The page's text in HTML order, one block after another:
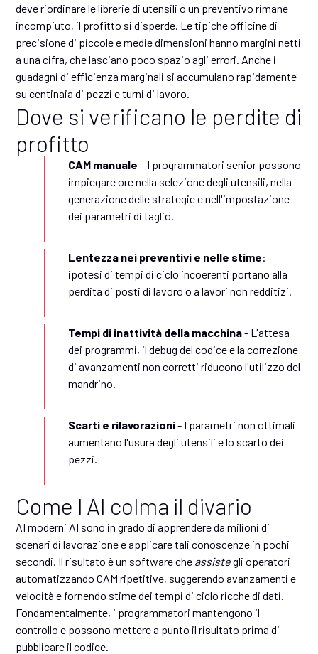
deve riordinare le librerie di utensili o un preventivo rimane
incompiuto, il profitto si disperde. Le tipiche officine di
precisione di piccole e medie dimensioni hanno margini netti
a una cifra, che lasciano poco spazio agli errori. Anche i
guadagni di efficienza marginali si accumulano rapidamente
su centinaia di pezzi e turni di lavoro.
Dove si verificano le perdite di
profitto
CAM manuale – I programmatori senior possono
impiegare ore nella selezione degli utensili, nella
generazione delle strategie e nell'impostazione
dei parametri di taglio.
Lentezza nei preventivi e nelle stime:
ipotesi di tempi di ciclo incoerenti portano alla
perdita di posti di lavoro o a lavori non redditizi.
Tempi di inattività della macchina- L'attesa
dei programmi, il debug del codice e la correzione
di avanzamenti non corretti riducono l'utilizzo del
mandrino.
Scarti e rilavorazioni- I parametri non ottimali
aumentano l'usura degli utensili e lo scarto dei
pezzi.
Come l AI colma il divario
AI moderni AI sono in grado di apprendere da milioni di
scenari di lavorazione e applicare tali conoscenze in pochi
secondi. Il risultato è un software che assistegli operatori
automatizzando CAM ripetitive, suggerendo avanzamenti e
velocità e fornendo stime dei tempi di ciclo ricche di dati.
Fondamentalmente, i programmatori mantengono il
controllo e possono mettere a punto il risultato prima di
pubblicare il codice.